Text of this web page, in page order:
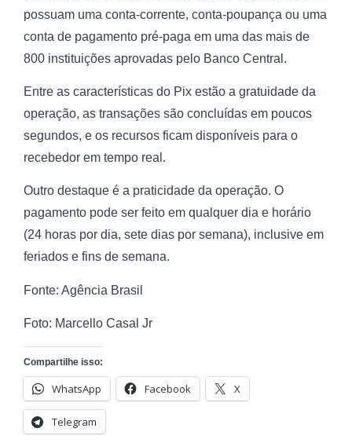
possuam uma conta-corrente, conta-poupança ou uma
conta de pagamento pré-paga em uma das mais de
800 instituições aprovadas pelo Banco Central.
Entre as características do Pix estão a gratuidade da
operação, as transações são concluídas em poucos
segundos, e os recursos ficam disponíveis para o
recebedor em tempo real.
Outro destaque é a praticidade da operação. O
pagamento pode ser feito em qualquer dia e horário
(24 horas por dia, sete dias por semana), inclusive em
feriados e fins de semana.
Fonte: Agência Brasil
Foto: Marcello Casal Jr
Compartilhe isso:
WhatsApp Facebook X
Telegram